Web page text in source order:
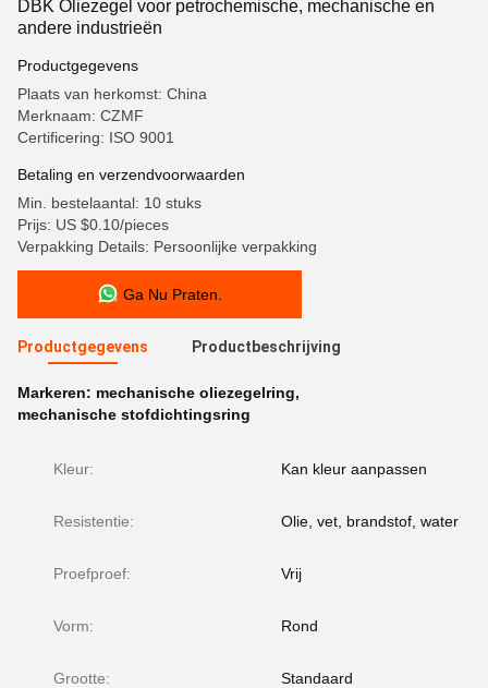
DBK Oliezegel voor petrochemische, mechanische en
andere industrieën
Productgegevens
Plaats van herkomst: China
Merknaam: CZMF
Certificering: ISO 9001
Betaling en verzendvoorwaarden
Min. bestelaantal: 10 stuks
Prijs: US $0.10/pieces
Verpakking Details: Persoonlijke verpakking
Ga Nu Praten.
Productgegevens Productbeschrijving
Markeren: mechanische oliezegelring,
mechanische stofdichtingsring
Kleur: Kan kleur aanpassen
Resistentie: Olie, vet, brandstof, water
Proefproef: Vrij
Vorm: Rond
Grootte: Standaard